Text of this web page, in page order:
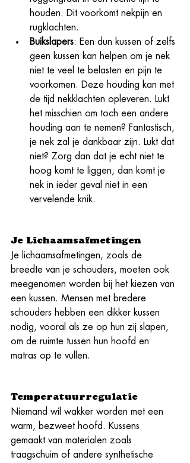
houden. Dit voorkomt nekpijn en
rugklachten.
Buikslapers: Een dun kussen of zelfs
geen kussen kan helpen om je nek
niet te veel te belasten en pijn te
voorkomen. Deze houding kan met
de tijd nekklachten opleveren. Lukt
het misschien om toch een andere
houding aan te nemen? Fantastisch,
je nek zal je dankbaar zijn. Lukt dat
niet? Zorg dan dat je echt niet te
hoog komt te liggen, dan komt je
nek in ieder geval niet in een
vervelende knik.
Je Lichaamsafmetingen
Je lichaamsafmetingen, zoals de
breedte van je schouders, moeten ook
meegenomen worden bij het kiezen van
een kussen. Mensen met bredere
schouders hebben een dikker kussen
nodig, vooral als ze op hun zij slapen,
om de ruimte tussen hun hoofd en
matras op te vullen.
Temperatuurregulatie
Niemand wil wakker worden met een
warm, bezweet hoofd. Kussens
gemaakt van materialen zoals
traagschuim of andere synthetische